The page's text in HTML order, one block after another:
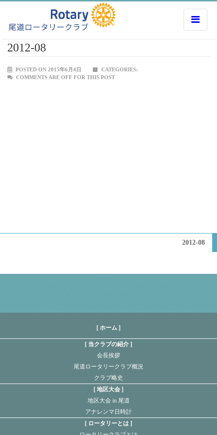
2012-08
POSTED ON 2015年6月4日
CATEGORIES:
COMMENTS ARE OFF FOR THIS POST
2012-08
[ ホーム ]
当クラブの紹介
会長挨拶
尾道ロータリークラブ概況
クラブ略史
地区大会
地区大会 in 尾道
アナレンマ日時計
ロータリーとは